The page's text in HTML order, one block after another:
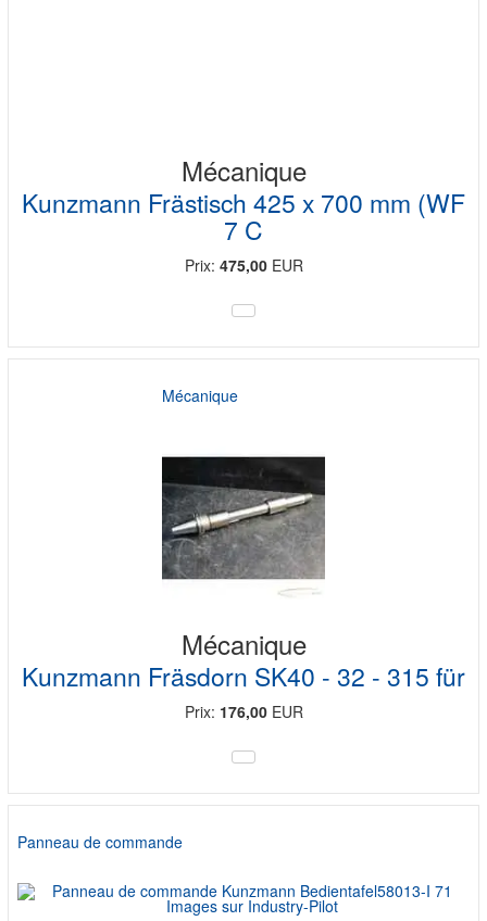
Mécanique
Kunzmann Frästisch 425 x 700 mm (WF
7 C
Prix: 475,00EUR
Mécanique
Mécanique
Kunzmann Fräsdorn SK40 - 32 - 315 für
Prix: 176,00EUR
Panneau de commande